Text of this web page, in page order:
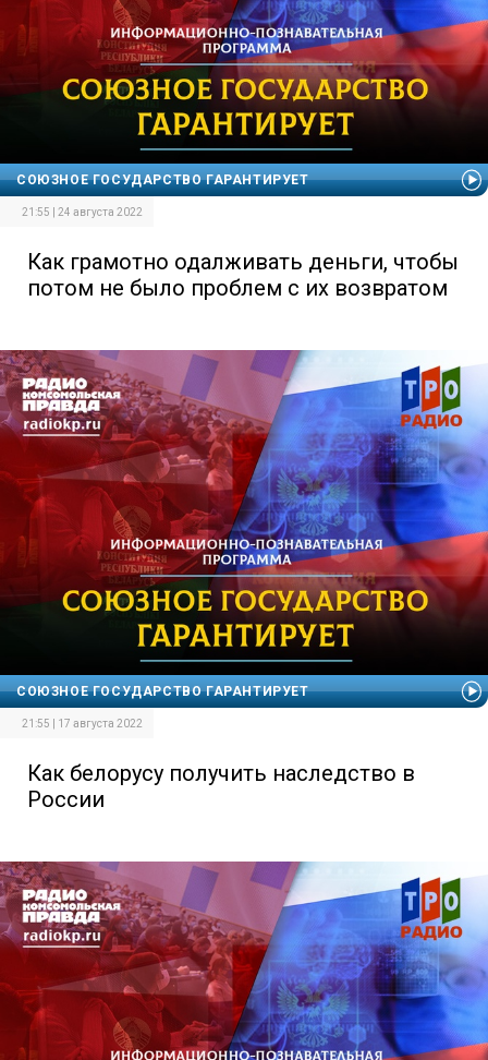
СОЮЗНОЕ ГОСУДАРСТВО ГАРАНТИРУЕТ
21:55 | 24 августа 2022
Как грамотно одалживать деньги, чтобы
потом не было проблем с их возвратом
СОЮЗНОЕ ГОСУДАРСТВО ГАРАНТИРУЕТ
21:55 | 17 августа 2022
Как белорусу получить наследство в
России